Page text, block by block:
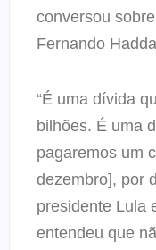
conversou
Fernando
“É uma dívida
bilhões. É uma
pagaremos um
dezembro], por
presidente Lula
entendeu que